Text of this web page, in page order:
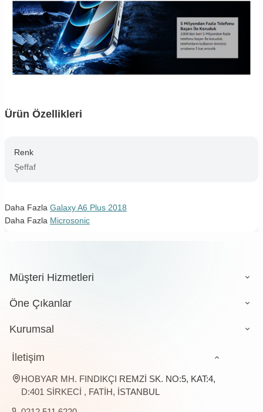
Ürün Özellikleri
Renk
Şeffaf
Daha Fazla Galaxy A6 Plus 2018
Daha Fazla Microsonic
Müşteri Hizmetleri
Öne Çıkanlar
Kurumsal
İletişim
HOBYAR MH. FINDIKÇI REMZİ SK. NO:5, KAT:4,
D:401 SİRKECİ , FATİH, İSTANBUL